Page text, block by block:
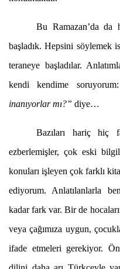
Bu Ramazan’da da
başladık. Hepsini söylemek
teraneye başladılar.
kendi kendime
inanıyorlar mı?” diye…
Bazıları hariç hiç
ezberlemişler, çok eski
konuları işleyen çok farklı
ediyorum. Anlatılanlarla
kadar fark var. Bir de
veya çağımıza uygun,
ifade etmeleri gerekiyor.